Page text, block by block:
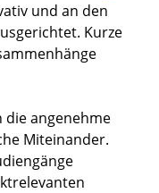
und an den
Kurze
die angenehme
Miteinander.